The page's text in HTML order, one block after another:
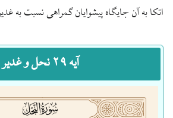
اتکا به آن جایگاه پیشوایان گمراهی نسبت به
آیه ۲۹ نحل و غدیر